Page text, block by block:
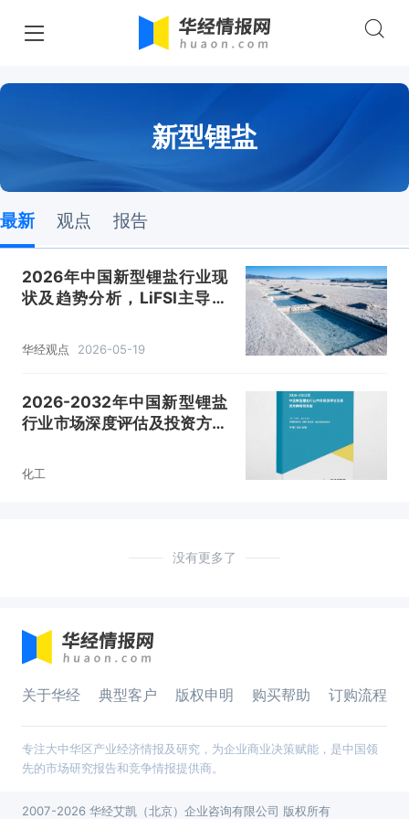
新型锂盐
最新 观点 报告
2026年中国新型锂盐行业现
状及趋势分析，LiFSI主导替
动「图」
华经观点 2026-05-19
2026-2032年中国新型锂盐
行业市场深度评估及投资方向
化工
没有更多了
关于华经 典型客户 版权申明 购买帮助 订购流程
专注大中华区产业经济情报及研究，为企业商业决策赋能，是中国领
先的市场研究报告和竞争情报提供商。
2007-2026 华经艾凯（北京）企业咨询有限公司 版权所有